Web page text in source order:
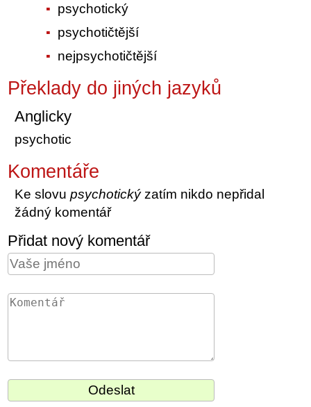
psychotický
psychotičtější
nejpsychotičtější
Překlady do jiných jazyků
Anglicky
psychotic
Komentáře
Ke slovupsychotickýzatím nikdo nepřidal
žádný komentář
Přidat nový komentář